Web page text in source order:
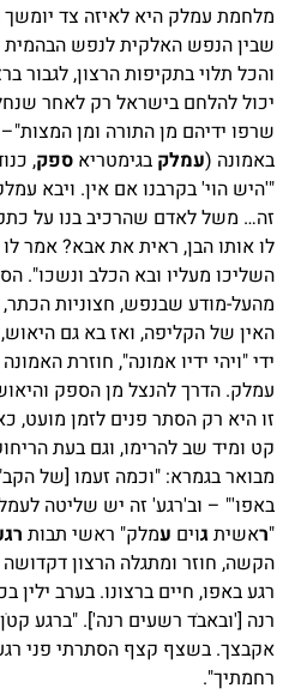
מלחמת עמלק היא לאיזה צד
שבין הנפש האלקית לנפש הבהמית
והכל תלוי בתקיפות הרצון, לגבור
יכול להלחם בישראל רק לאחר
שרפו ידיהם מן התורה ומן
באמונה (עמלק בגימטריאספק,
"'היש הוי' בקרבנו אם אין. ויבא
זה… משל לאדם שהרכיב בנו על
לו אותו הבן, ראית את אבא? אמר לו
השליכו מעליו ובא הכלב ונשכו".
מהעל-מודע שבנפש, חצוניות
האין של הקליפה, ואז בא גם
ידי "ויהי ידיו אמונה", חוזרת
עמלק. הדרך להנצל מן הספק
זו היא רק הסתר פנים לזמן מועט,
קט ומיד שב להרימו, וגם בעת
מבואר בגמרא: "וכמה זעמו [של
באפו'" – וב'רגע' זה יש שליטה
"ראשיתגוים עמלק" ראשי תבות
הקשה, חוזר ומתגלה הרצון
רגע באפו, חיים ברצונו. בערב ילין
רנה ['ובאבֹד רשעים רנה']. "ברגע
אקבצך. בשצף קצף הסתרתי פני
רחמתיך".